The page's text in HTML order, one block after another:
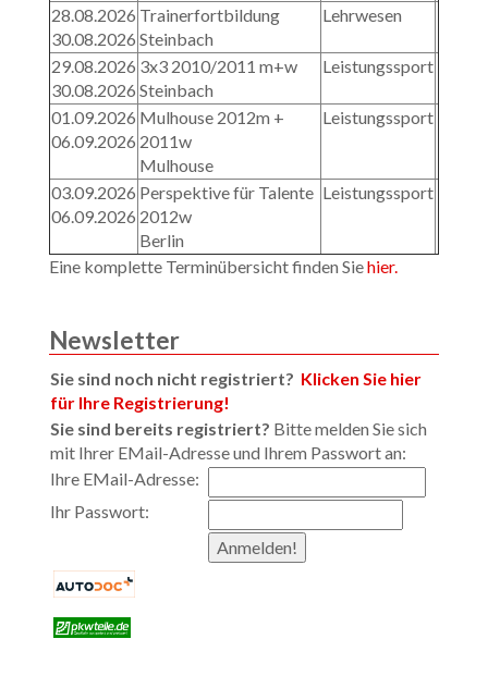
28.08.2026
30.08.2026
Trainerfortbildung
Steinbach
Lehrwesen
29.08.2026
30.08.2026
3x3 2010/2011 m+w
Steinbach
Leistungssport
01.09.2026
06.09.2026
Mulhouse 2012m +
2011w
Mulhouse
Leistungssport
03.09.2026
06.09.2026
Perspektive für Talente
2012w
Berlin
Leistungssport
Eine komplette Terminübersicht finden Siehier.
Newsletter
Sie sind noch nicht registriert? Klicken Sie hier
für Ihre Registrierung!
Sie sind bereits registriert? Bitte melden Sie sich
mit Ihrer EMail-Adresse und Ihrem Passwort an:
Ihre EMail-Adresse:
Ihr Passwort: